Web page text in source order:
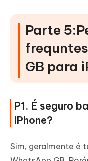
Parte
GB para
P1. É seguro
iPhone?
Sim, geralmente é